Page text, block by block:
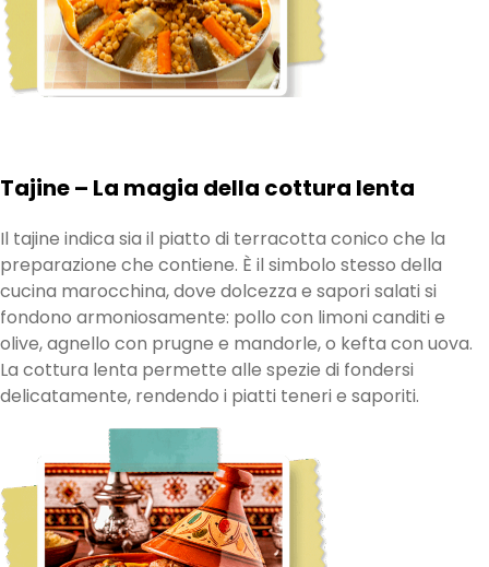
Tajine – La magia della cottura lenta
Il tajine indica sia il piatto di terracotta conico che la
preparazione che contiene. È il simbolo stesso della
cucina marocchina, dove dolcezza e sapori salati si
fondono armoniosamente: pollo con limoni canditi e
olive, agnello con prugne e mandorle, o kefta con uova.
La cottura lenta permette alle spezie di fondersi
delicatamente, rendendo i piatti teneri e saporiti.